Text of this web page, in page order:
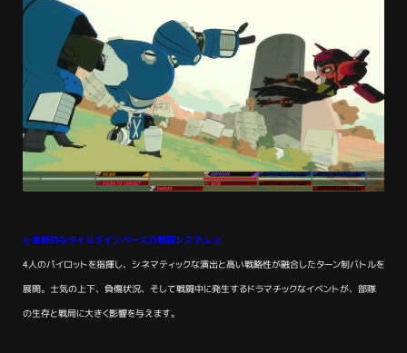
⊗革新的なタイムラインベースの戦闘システム ⊗
4人のパイロットを指揮し、シネマティックな演出と高い戦略性が融合したターン制バトルを
展開。士気の上下、負傷状況、そして戦闘中に発生するドラマチックなイベントが、部隊
の生存と戦局に大きく影響を与えます。